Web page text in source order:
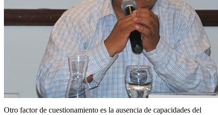
Otro factor de cuestionamiento es la ausencia de capacidades del